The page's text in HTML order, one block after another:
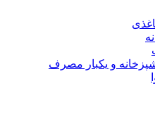
و یکبار مصرف